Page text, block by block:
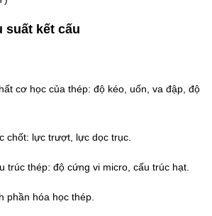
suất kết cấu
cơ học của thép: độ kéo, uốn, va đập, độ
chốt: lực trượt, lực dọc trục.
trúc thép: độ cứng vi micro, cấu trúc hạt.
phần hóa học thép.